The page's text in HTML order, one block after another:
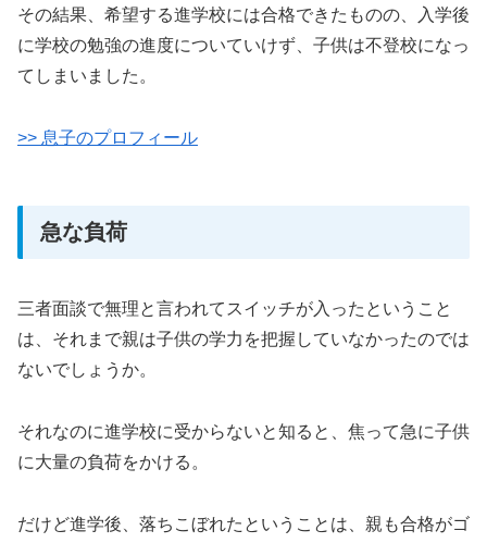
その結果、希望する進学校には合格できたものの、入学後
に学校の勉強の進度についていけず、子供は不登校になっ
てしまいました。
>> 息子のプロフィール
急な負荷
三者面談で無理と言われてスイッチが入ったということ
は、それまで親は子供の学力を把握していなかったのでは
ないでしょうか。
それなのに進学校に受からないと知ると、焦って急に子供
に大量の負荷をかける。
だけど進学後、落ちこぼれたということは、親も合格がゴ